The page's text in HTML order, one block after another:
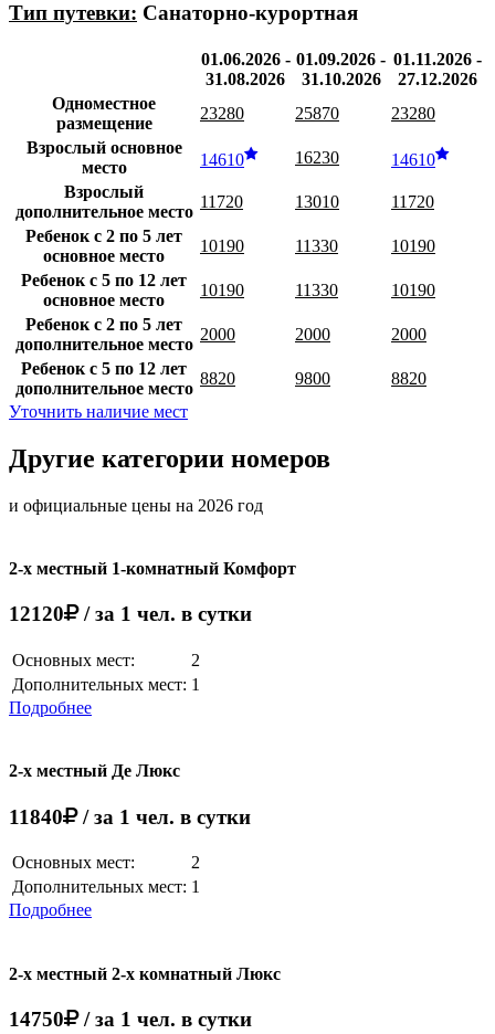
Тип путевки: Санаторно-курортная
01.06.2026 -
31.08.2026
01.09.2026 -
31.10.2026
01.11.2026 -
27.12.2026
Одноместное
размещение
23280 25870
23280
Взрослый основное
место
14610 16230
14610
Взрослый
дополнительное место
11720 13010
11720
Ребенок с 2 по 5 лет
основное место
10190 11330
10190
Ребенок с 5 по 12 лет
основное место
10190 11330
10190
Ребенок с 2 по 5 лет
дополнительное место
2000 2000
2000
Ребенок с 5 по 12 лет
дополнительное место
8820 9800
8820
Уточнить наличие мест
Другие категории номеров
и официальные цены на 2026 год
2-х местный 1-комнатный Комфорт
12120 / за 1 чел. в сутки
Основных мест:
2
Дополнительных мест: 1
Подробнее
2-х местный Де Люкс
11840 / за 1 чел. в сутки
Основных мест:
2
Дополнительных мест: 1
Подробнее
2-х местный 2-х комнатный Люкс
14750 / за 1 чел. в сутки